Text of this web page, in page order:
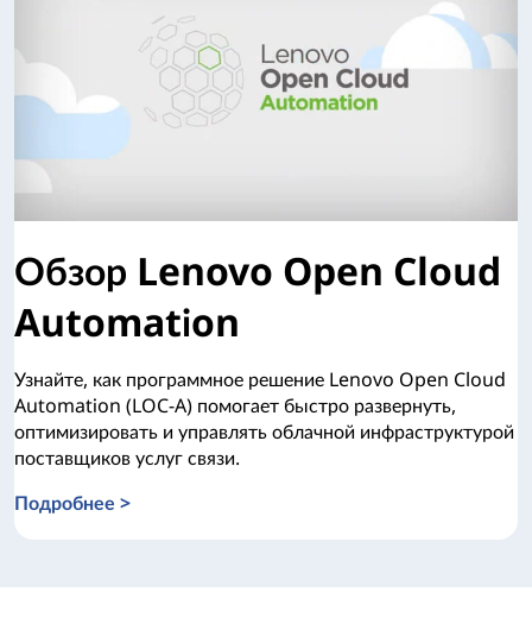
Обзор Lenovo Open Cloud
Automation
Узнайте, как программное решение Lenovo Open Cloud
Automation (LOC-A) помогает быстро развернуть,
оптимизировать и управлять облачной инфраструктурой
поставщиков услуг связи.
Подробнее >